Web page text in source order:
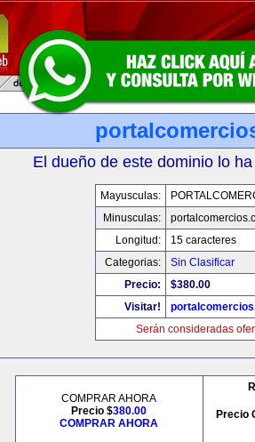
El dueño de este dominio lo
Mayusculas:
Minusculas:
Longitud:
15 caracteres
Categorias:
Sin Clasificar
Precio:
$380.00
Visitar!
Serán consideradas
COMPRAR AHORA
Precio $380.00
COMPRAR AHORA
Precio